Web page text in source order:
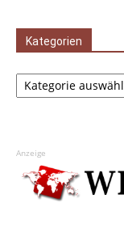
Kategorien
Kategorien
Anzeige